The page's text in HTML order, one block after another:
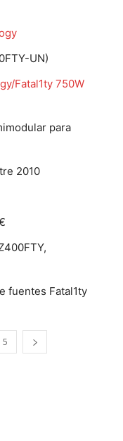
UN)
Fatal1ty 750W
para
2010
fuentes Fatal1ty
5